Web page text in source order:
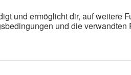
und ermöglicht dir, auf weitere
und die verwandten